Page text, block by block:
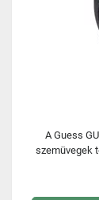
A Guess
szemüvegek